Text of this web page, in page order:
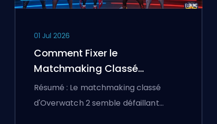
01 Jul 2026
Comment Fixer le
Matchmaking Classé
d'Overwatch 2 et les Lobbies
Déséquilibrés
Résumé : Le matchmaking classé
d'Overwatch 2 semble défaillant…